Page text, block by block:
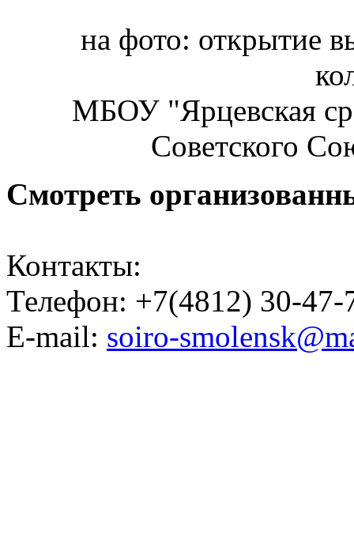
на фото: открытие
МБОУ "Ярцевская
Советского
Смотреть
Контакты:
Телефон: +7(4812) 30-
E-mail: soiro-